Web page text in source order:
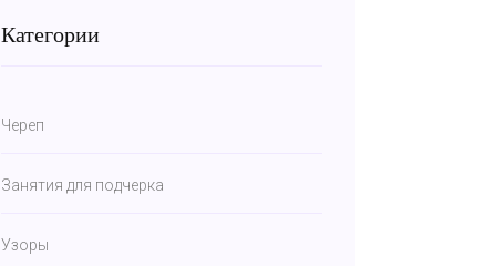
Категории
Череп
Занятия для подчерка
Узоры